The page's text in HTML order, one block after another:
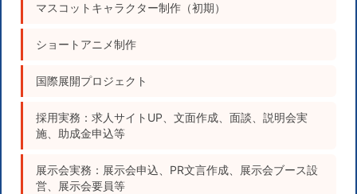
マスコットキャラクター制作（初期）
ショートアニメ制作
国際展開プロジェクト
採用実務：求人サイトUP、文面作成、面談、説明会実
施、助成金申込等
展示会実務：展示会申込、PR文言作成、展示会ブース設
営、展示会要員等